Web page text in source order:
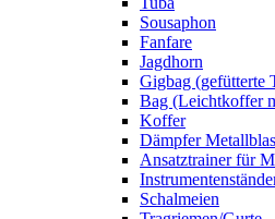
Sousaphon
Fanfare
Jagdhorn
Gigbag (gefütterte
Bag (Leichtkoffer
Koffer
Dämpfer
Ansatztrainer für
Schalmeien